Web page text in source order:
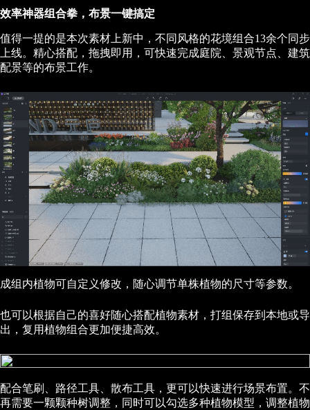
效率神器组合拳，布景一键搞定
值得一提的是本次素材上新中，不同风格的花境组合13余个同步
上线。精心搭配，拖拽即用，可快速完成庭院、景观节点、建筑
配景等的布景工作。
成组内植物可自定义修改，随心调节单株植物的尺寸等参数。
也可以根据自己的喜好随心搭配植物素材，打组保存到本地或导
出，复用植物组合更加便捷高效。
配合笔刷、路径工具、散布工具，更可以快速进行场景布置。不
再需要一颗颗种树调整，同时可以勾选多种植物模型，调整植物